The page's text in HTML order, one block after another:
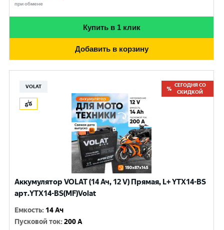
при обмене
Купить в 1 клик
Добавить в корзину
VOLAT
СЕГОДНЯ СО
СКИДКОЙ
Аккумулятор VOLAT (14 Ач, 12 V) Прямая, L+ YTX14-BS
арт.YTX14-BS(MF)Volat
Емкость: 14 Ач
Пусковой ток:200 A